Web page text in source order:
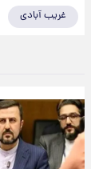
غریب آبادی